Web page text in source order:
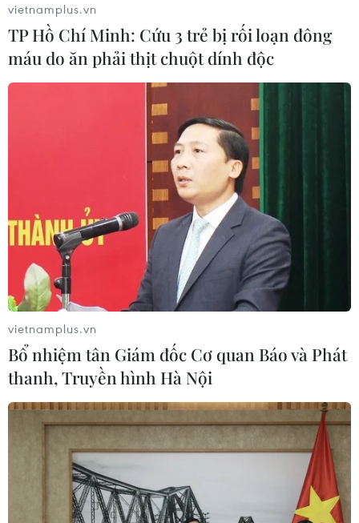
Một số người sau đêm di tản đã trở về nhà lấy thêm đồ đạc
cần thiết đưa đến nơi ở tạm. Đặc biệt, nhiều căn nhà cao tầng
tại đây xuất hiện hàng loạt vết nứt lớn. (Ảnh: Minh
Sơn/Vietnam+)
vietnamplus.vn
TP Hồ Chí Minh: Cứu 3 trẻ bị rối loạn đông
máu do ăn phải thịt chuột dính độc
vietnamplus.vn
Bổ nhiệm tân Giám đốc Cơ quan Báo và Phát
thanh, Truyền hình Hà Nội